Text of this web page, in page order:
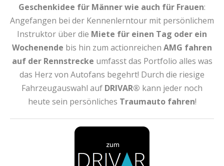
Geschenkidee für Männer wie auch für Frauen:
Angefangen bei der Kennenlerntour mit persönlichem
Instruktor über die Miete für einen Tag oder ein
Wochenende bis hin zum actionreichen AMG fahren
auf der Rennstrecke umfasst das Portfolio alles was
das Herz von Autofans begehrt! Durch die riesige
Fahrzeugauswahl auf DRIVAR® kann jeder noch
heute sein persönliches Traumauto fahren!